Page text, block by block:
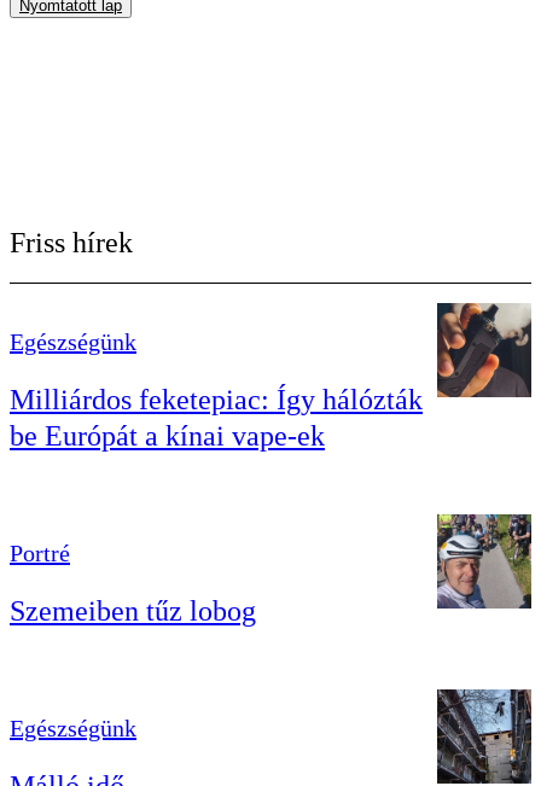
Nyomtatott lap
Friss hírek
Egészségünk
Milliárdos feketepiac: Így hálózták
be Európát a kínai vape-ek
Portré
Szemeiben tűz lobog
Egészségünk